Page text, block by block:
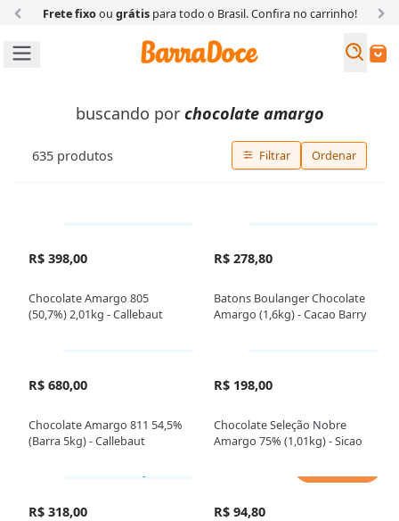
Frete fixoou grátispara todo o Brasil. Confira no carrinho!
Buscar
buscando porchocolate amargo
635 produtos Filtrar Ordenar
R$ 398,00
Chocolate Amargo 805
(50,7%) 2,01kg - Callebaut
R$ 278,80
Batons Boulanger Chocolate
Amargo (1,6kg) - Cacao Barry
R$ 680,00
Chocolate Amargo 811 54,5%
(Barra 5kg) - Callebaut
R$ 198,00
Chocolate Seleção Nobre
Amargo 75% (1,01kg) - Sicao
R$ 318,00 R$ 94,80